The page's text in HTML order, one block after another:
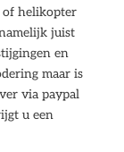
of helikopter
juist
en
maar is
via paypal
u een